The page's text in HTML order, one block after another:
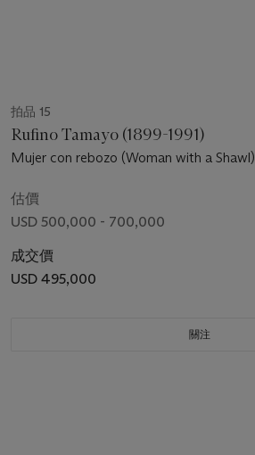
拍品 15
Rufino Tamayo (1899-1991)
Mujer con rebozo (Woman with a Shawl)
估價
USD 500,000 - 700,000
成交價
USD 495,000
關注